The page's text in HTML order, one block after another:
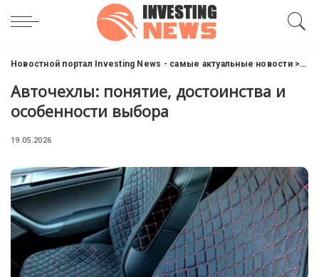
Новостной портал Investing News - самые актуальные новости>
Авточехлы: понятие, достоинства и
особенности выбора
19.05.2026